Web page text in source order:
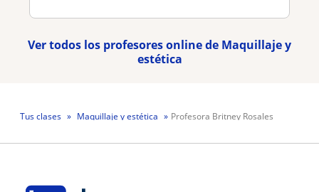
Ver todos los profesores online de Maquillaje y
estética
Tus clases Maquillaje y estética Profesora Britney Rosales